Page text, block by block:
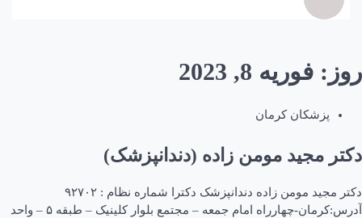
روز: فوریه 8, 2023
پزشکان کرمان
دکتر مجید مومن زاده (دندانپزشک)
دکتر مجید مومن زاده دندانپزشک دکترا شماره نظام : ۹۲۷۰۲
آدرس:کرمان-چهارراه امام جمعه – مجتمع بلوار کلینیک – طبقه ۵ – واحد